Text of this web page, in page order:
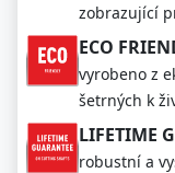
zobrazující
ECO
vyrobeno z
šetrných k
LIFETIME
robustní a